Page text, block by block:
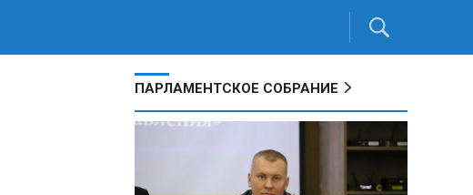
ПАРЛАМЕНТСКОЕ СОБРАНИЕ